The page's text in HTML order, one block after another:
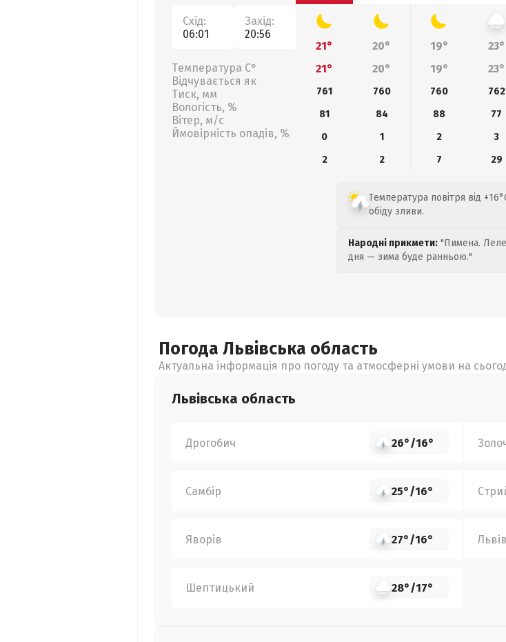
Схід:
06:01
Захід:
20:56
Температура С°
Відчувається як
Тиск, мм
Вологість, %
Вітер, м/с
Ймовірність опадів, %
21° 20° 19° 23°
21°
20° 19° 23°
761 760 760 762
81
84 88 77
0
1 2 3
2
2 7 29
Температура повітря від
обіду зливи.
Народні прикмети: "Пимена.
дня — зима буде ранньою."
Погода Львівська область
Актуальна інформація про погоду та атмосферні умови на
Львівська область
Дрогобич 26°/16°
Самбір 25°/16°
Яворів 27°/16° Львів
Шептицький 28°/17°